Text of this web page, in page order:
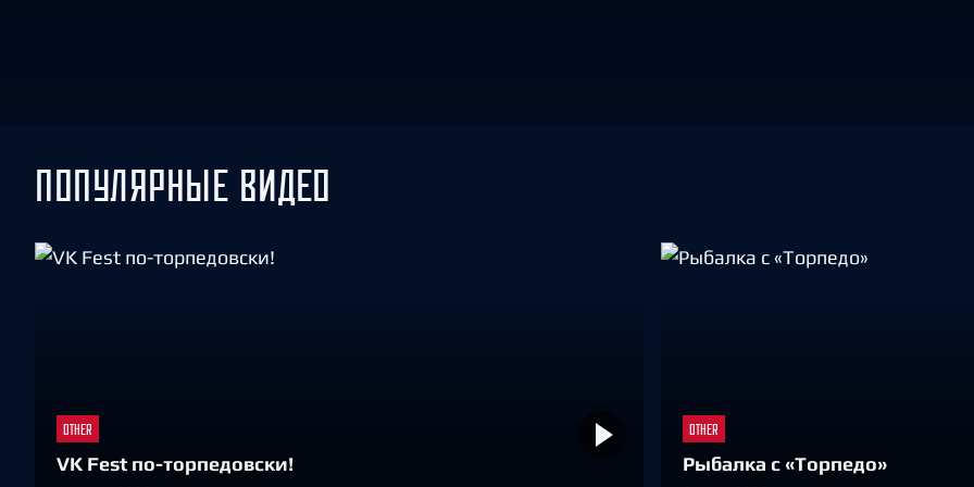
ПОПУЛЯРНЫЕ ВИДЕО
OTHER
VK Fest по-торпедовски!
OTHER
Рыбалка с «Торпедо»